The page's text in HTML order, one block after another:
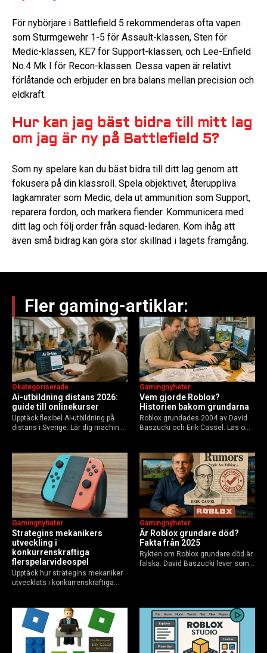
För nybörjare i Battlefield 5 rekommenderas ofta vapen
som Sturmgewehr 1-5 för Assault-klassen, Sten för
Medic-klassen, KE7 för Support-klassen, och Lee-Enfield
No.4 Mk I för Recon-klassen. Dessa vapen är relativt
förlåtande och erbjuder en bra balans mellan precision och
eldkraft.
Hur kan jag bäst bidra till mitt lag
om jag är ny på Battlefield 5?
Som ny spelare kan du bäst bidra till ditt lag genom att
fokusera på din klassroll. Spela objektivet, återuppliva
lagkamrater som Medic, dela ut ammunition som Support,
reparera fordon, och markera fiender. Kommunicera med
ditt lag och följ order från squad-ledaren. Kom ihåg att
även små bidrag kan göra stor skillnad i lagets framgång.
Fler gaming-artiklar:
Ai-utbildning distans 2026:
guide till onlinekurser
Okategoriserade
Upptäck flexibel AI-utbildning på
distans i Sverige. Lär dig machine
Guide för nybörjare och
yrkesverksamma som vill bygga…
Vem gjorde Roblox?
Historien bakom grundarna
Gamingnyheter
Roblox grundades 2004 av David
Baszucki och Erik Cassel. Läs om
användare 2025, och vad som
händer inför 2026.
Strategins mekanikers
utveckling i
konkurrenskraftiga
flerspelarvideospel
Gamingnyheter
Upptäck hur strategins mekaniker
utvecklats i konkurrenskraftiga
AI-drivna innovationer.
Är Roblox grundare död?
Fakta från 2025
Gamingnyheter
Rykten om Roblox grundare död är
falska. David Baszucki lever som